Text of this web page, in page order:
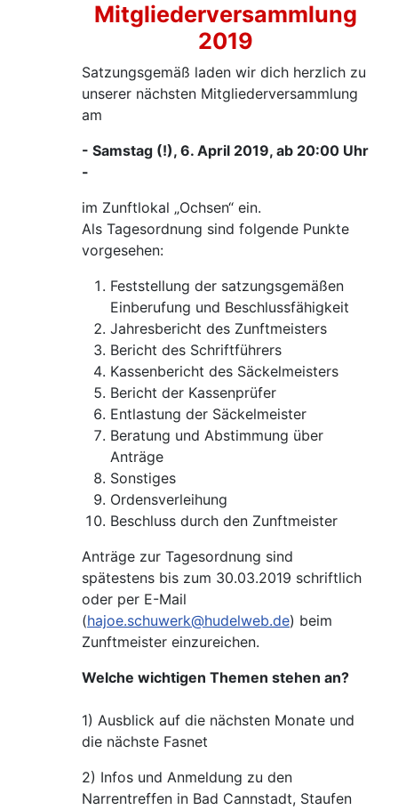
Mitgliederversammlung
2019
Satzungsgemäß laden wir dich herzlich zu
unserer nächsten Mitgliederversammlung
am
- Samstag (!), 6. April 2019, ab 20:00 Uhr
-
im Zunftlokal „Ochsen“ ein.
Als Tagesordnung sind folgende Punkte
vorgesehen:
Feststellung der satzungsgemäßen
Einberufung und Beschlussfähigkeit
Jahresbericht des Zunftmeisters
Bericht des Schriftführers
Kassenbericht des Säckelmeisters
Bericht der Kassenprüfer
Entlastung der Säckelmeister
Beratung und Abstimmung über
Anträge
Sonstiges
Ordensverleihung
Beschluss durch den Zunftmeister
Anträge zur Tagesordnung sind
spätestens bis zum 30.03.2019 schriftlich
oder per E-Mail
(hajoe.schuwerk@hudelweb.de) beim
Zunftmeister einzureichen.
Welche wichtigen Themen stehen an?
1) Ausblick auf die nächsten Monate und
die nächste Fasnet
2) Infos und Anmeldung zu den
Narrentreffen in Bad Cannstadt, Staufen